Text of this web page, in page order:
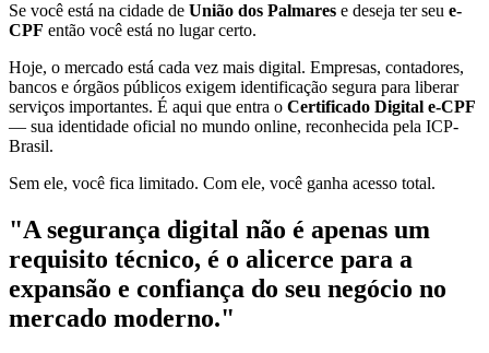
Se você está na cidade de União dos Palmares e deseja ter seu e-
CPF então você está no lugar certo.
Hoje, o mercado está cada vez mais digital. Empresas, contadores,
bancos e órgãos públicos exigem identificação segura para liberar
serviços importantes. É aqui que entra o Certificado Digital e-CPF
— sua identidade oficial no mundo online, reconhecida pela ICP-
Brasil.
Sem ele, você fica limitado. Com ele, você ganha acesso total.
"A segurança digital não é apenas um
requisito técnico, é o alicerce para a
expansão e confiança do seu negócio no
mercado moderno."